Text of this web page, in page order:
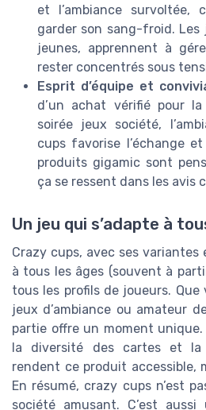
et l’ambiance survoltée,
garder son sang-froid. Les
jeunes, apprennent à
rester concentrés sous
Esprit d’équipe et
d’un achat vérifié pour
soirée jeux société,
cups favorise l’échange
produits gigamic sont
ça se ressent dans les avis
Un jeu qui s’adapte à
Crazy cups, avec ses variantes
à tous les âges (souvent à
tous les profils de joueurs. Que
jeux d’ambiance ou amateur
partie offre un moment
la diversité des cartes et la
rendent ce produit accessible,
En résumé, crazy cups n’est
société amusant. C’est